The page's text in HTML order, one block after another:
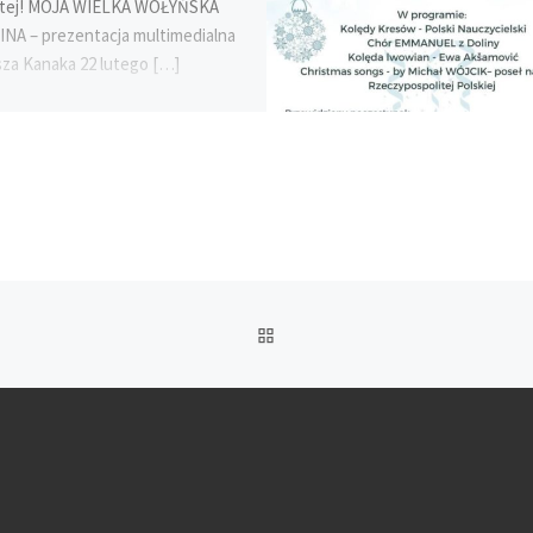
MOJA WIELKA WOŁYŃSKA
– prezentacja multimedialna
Kanaka 22 lutego […]
DO